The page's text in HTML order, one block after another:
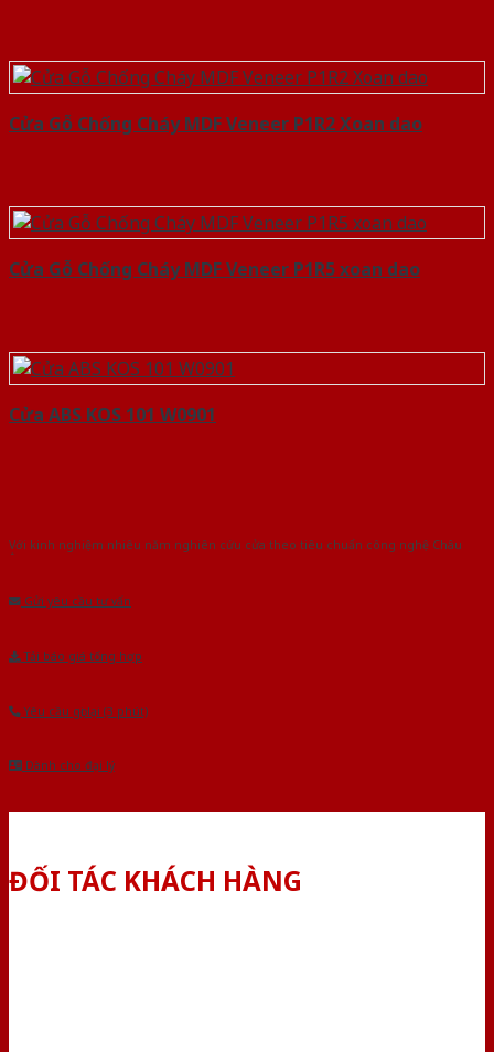
Cửa Gỗ Chống Cháy MDF Veneer P1R2 Xoan dao
Cửa Gỗ Chống Cháy MDF Veneer P1R5 xoan dao
Cửa ABS KOS 101 W0901
Với kinh nghiệm nhiêu năm nghiên cứu cửa theo tiêu chuẩn công nghệ Châu
Gửi yêu cầu tư vấn
Tải báo giá tổng hợp
Yêu cầu gọi lại (3 phút)
Dành cho đại lý
ĐỐI TÁC KHÁCH HÀNG